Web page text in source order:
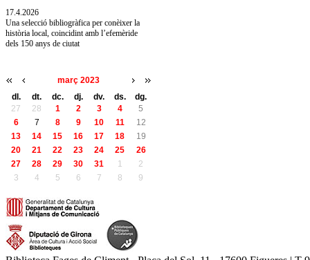
17.4.2026
Una selecció bibliogràfica per conèixer la
història local, coincidint amb l’efemèride
dels 150 anys de ciutat
març 2023
dl.
dt. dc. dj. dv. ds.
dg.
27
28 1 2 3 4
5
6
7 8 9 10 11
12
13
14 15 16 17 18
19
20
21 22 23 24 25
26
27
28 29 30 31 1
2
3
4 5 6 7 8 9